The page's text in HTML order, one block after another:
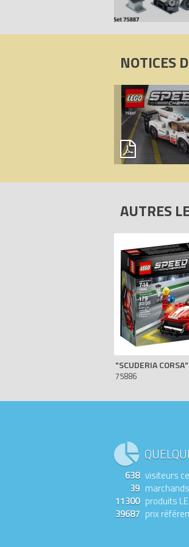
NOTICES
AUTRES
75886
638 visiteurs
39
11300 produits
39687 prix